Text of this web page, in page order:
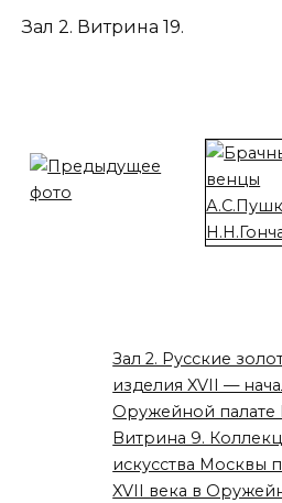
Зал 2. Витрина 19.
Зал 2. Русские
изделия XVII —
Оружейной палате
Витрина 9.
искусства Москвы
XVII века в